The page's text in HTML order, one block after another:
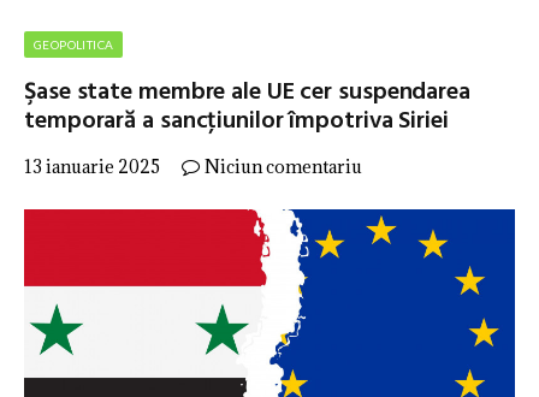
GEOPOLITICA
Şase state membre ale UE cer suspendarea
temporară a sancţiunilor împotriva Siriei
13 ianuarie 2025 Niciun comentariu